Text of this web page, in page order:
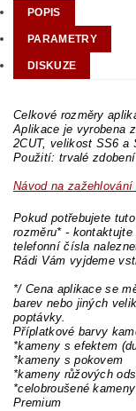
POPIS
PARAMETRY
DISKUZE
Celkové rozměry
Aplikace je vyrobena
2CUT, velikost SS6 a
Použití: trvalé
Návod na
Pokud potřebujete
rozměru* -
telefonní čísla
Rádi Vám vyjdeme
*/ Cena aplikace se
barev nebo jiných
poptávky.
Příplatkové barvy
*kameny s efektem
*kameny s pokovem
*kameny růžových
*celobroušené
Premium